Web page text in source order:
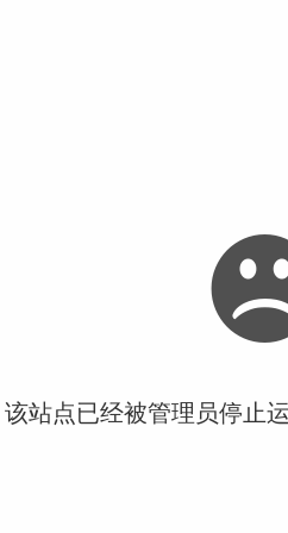
站点已经被管理员停止